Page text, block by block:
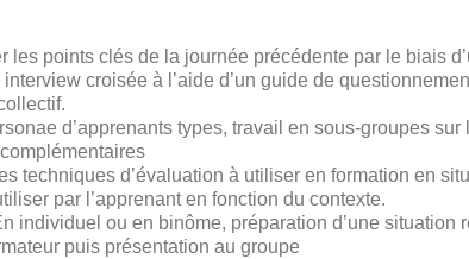
points clés de la journée précédente par le biais
croisée à l’aide d’un guide de
d’apprenants types, travail en sous-groupes
techniques d’évaluation à utiliser en formation en
par l’apprenant en fonction du contexte.
individuel ou en binôme, préparation d’une situation
puis présentation au groupe